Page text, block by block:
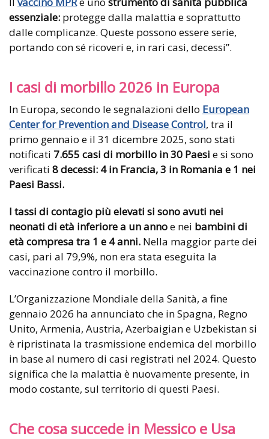
essenziale: protegge dalla malattia e soprattutto
dalle complicanze. Queste possono essere serie,
portando con sé ricoveri e, in rari casi, decessi”.
I casi di morbillo 2026 in Europa
In Europa, secondo le segnalazioni dello European
Center for Prevention and Disease Control, tra il
primo gennaio e il 31 dicembre 2025, sono stati
notificati 7.655 casi di morbillo in 30 Paesi e si sono
verificati 8 decessi: 4 in Francia, 3 in Romania e 1 nei
Paesi Bassi.
I tassi di contagio più elevati si sono avuti nei
neonati di età inferiore a un annoe nei bambini di
età compresa tra 1 e 4 anni. Nella maggior parte dei
casi, pari al 79,9%, non era stata eseguita la
vaccinazione contro il morbillo.
L’Organizzazione Mondiale della Sanità, a fine
gennaio 2026 ha annunciato che in Spagna, Regno
Unito, Armenia, Austria, Azerbaigian e Uzbekistan si
è ripristinata la trasmissione endemica del morbillo
in base al numero di casi registrati nel 2024. Questo
significa che la malattia è nuovamente presente, in
modo costante, sul territorio di questi Paesi.
Che cosa succede in Messico e Usa